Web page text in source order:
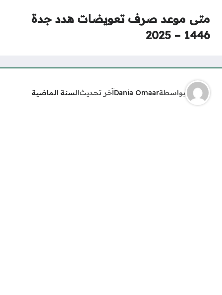
متى موعد صرف تعويضات هدد جدة
1446 – 2025
بواسطةDania Omaarآخر تحديثالسنة الماضية